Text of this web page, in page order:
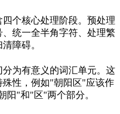
个核心处理阶段。预处理
统一全半角字符、处理繁
障碍。
为有意义的词汇单元。这
性，例如"朝阳区"应该作
阳"和"区"两个部分。